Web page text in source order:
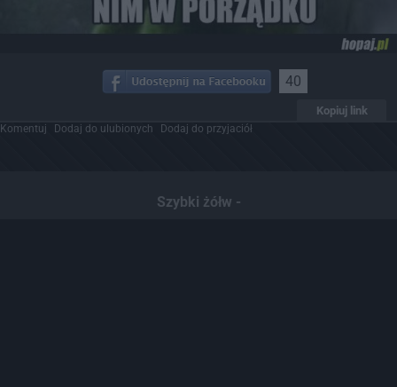
40
Kopiuj link
Komentuj Dodaj do ulubionych Dodaj do przyjaciół
Szybki żółw -